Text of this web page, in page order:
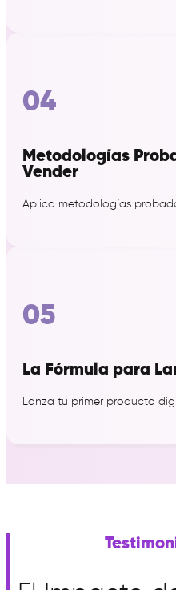
04
Metodologías
Vender
Aplica metodologías
05
La Fórmula para
Lanza tu primer producto